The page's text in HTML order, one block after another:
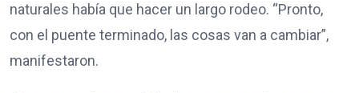
naturales había que hacer un largo rodeo. “Pronto,
con el puente terminado, las cosas van a cambiar”,
manifestaron.